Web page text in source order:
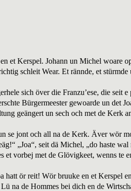
et Kerspel. Johann un Michel woare
schleit Wear. Et rännde, et stürmde
sich över die Franzu’ese, die seit
Bürgermeester gewoarde un det
geängert un sech och met de
se jont och all na de Kerk. Äver wör
„Joa“, seit dä Michel, „do haste
vorbej met de Glövigkeet, wenns te
hatt ör reit! Wör bruuke en et Kerspel
na de Hommes bei dich en de